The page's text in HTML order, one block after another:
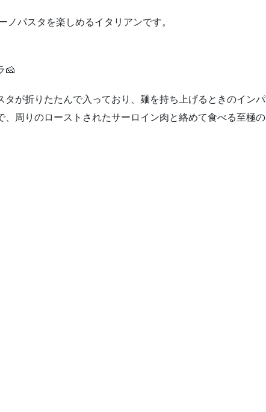
パスタを楽しめるイタリアンです。
🧀
タが折りたたんで入っており、麺を持ち上げるときのインパ
、周りのローストされたサーロイン肉と絡めて食べる至極の